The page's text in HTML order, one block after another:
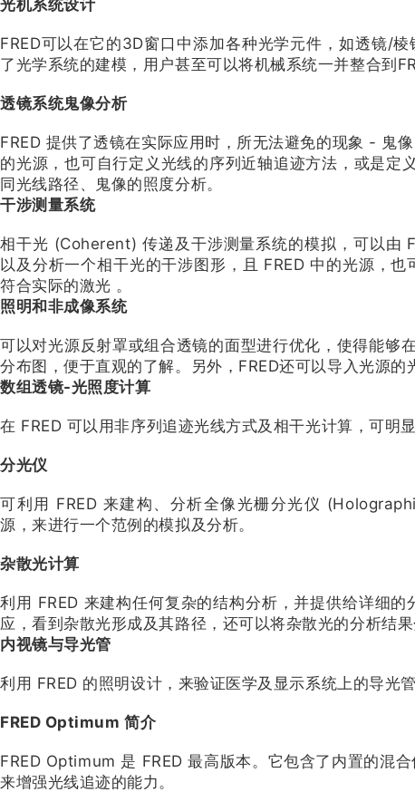
光机系统设计
FRED可以在它的3D窗口中添加各种光学元件，如透镜/
了光学系统的建模，用户甚至可以将机械系统一并整合到
透镜系统鬼像分析
FRED 提供了透镜在实际应用时，所无法避免的现象 - 鬼
的光源，也可自行定义光线的序列近轴追迹方法，或是
同光线路径、鬼像的照度分析。
干涉测量系统
相干光 (Coherent) 传递及干涉测量系统的模拟，可以由
以及分析一个相干光的干涉图形，且 FRED 中的光源，
符合实际的激光 。
照明和非成像系统
可以对光源反射罩或组合透镜的面型进行优化，使得能够
分布图，便于直观的了解。另外，FRED还可以导入光源
数组透镜-光照度计算
在 FRED 可以用非序列追迹光线方式及相干光计算，可明
分光仪
可利用 FRED 来建构、分析全像光栅分光仪
源，来进行一个范例的模拟及分析。
杂散光计算
利用 FRED 来建构任何复杂的结构分析，并提供给详细
应，看到杂散光形成及其路径，还可以将杂散光的分析结
内视镜与导光管
利用 FRED 的照明设计，来验证医学及显示系统上的导光
FRED Optimum 简介
FRED Optimum 是 FRED 最高版本。它包含了内置的混
来增强光线追迹的能力。